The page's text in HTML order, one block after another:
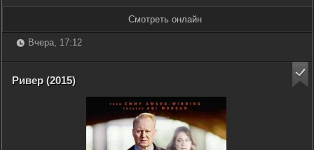
Смотреть онлайн
Вчера, 17:12
Ривер (2015)